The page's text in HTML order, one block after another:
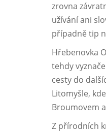
zrovna
užívání ani
případně tip
Hřebenovka
tehdy
cesty do
Litomyšle,
Broumovem
Z přírodních